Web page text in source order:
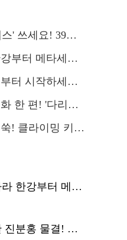
39세까지 청년 혜택
길까지…서울둘레길 15코스
세요 '서울에디션25'
밑 영화관' 무료 상영
즈카페·어린이 체력장
주황색 리본 따라 한강부터 메타세쿼이아 숲길까지…서울둘레길 15코스
폭염 속 피어난 진분홍 물결! 국립중앙박물관 배롱나무 명소